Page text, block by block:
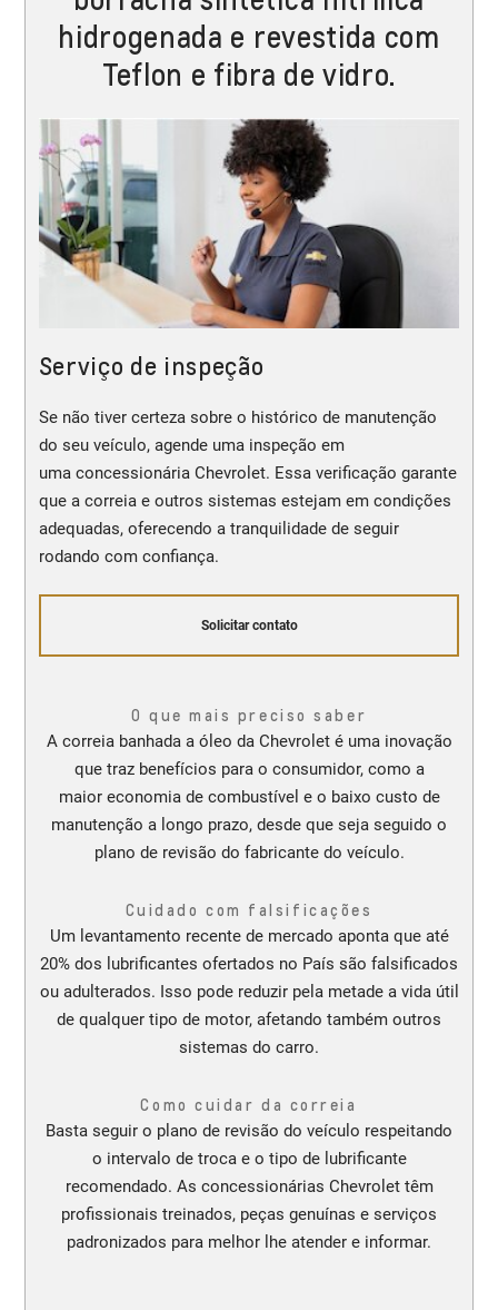
hidrogenada e revestida com
Teflon e fibra de vidro.
Serviço de inspeção
Se não tiver certeza sobre o histórico de manutenção
do seu veículo, agende uma inspeção em
uma concessionária Chevrolet. Essa verificação garante
que a correia e outros sistemas estejam em condições
adequadas, oferecendo a tranquilidade de seguir
rodando com confiança.
Solicitar contato
O que mais preciso saber
A correia banhada a óleo da Chevrolet é uma inovação
que traz benefícios para o consumidor, como a
maior economia de combustível e o baixo custo de
manutenção a longo prazo, desde que seja seguido o
plano de revisão do fabricante do veículo.
Cuidado com falsificações
Um levantamento recente de mercado aponta que até
20% dos lubrificantes ofertados no País são falsificados
ou adulterados. Isso pode reduzir pela metade a vida útil
de qualquer tipo de motor, afetando também outros
sistemas do carro.
Como cuidar da correia
Basta seguir o plano de revisão do veículo respeitando
o intervalo de troca e o tipo de lubrificante
recomendado. As concessionárias Chevrolet têm
profissionais treinados, peças genuínas e serviços
padronizados para melhor lhe atender e informar.